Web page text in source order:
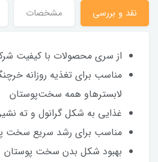
نقد و بررسی مشخصات
از سری محصولات با کیفیت
مناسب برای تغذیه روزانه
لابسترهاو همه سخت‌پوستان
غذایی به شکل گرانول و ته
مناسب برای رشد سریع سخت
بهبود شکل بدن سخت پوستان